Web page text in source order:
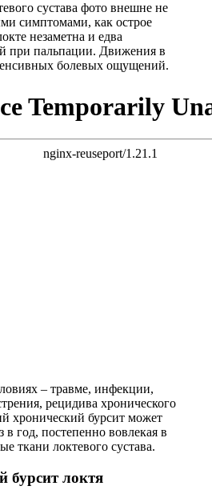
сустава фото внешне не
симптомами, как острое
незаметна и едва
при пальпации. Движения в
болевых ощущений.
– травме, инфекции,
рецидива хронического
хронический бурсит может
в год, постепенно вовлекая в
ткани локтевого сустава.
бурсит локтя